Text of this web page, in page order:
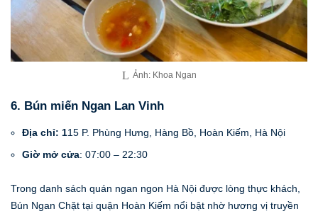
Ảnh: Khoa Ngan
6. Bún miến Ngan Lan Vinh
Địa chỉ: 115 P. Phùng Hưng, Hàng Bồ, Hoàn Kiếm, Hà Nội
Giờ mở cửa: 07:00 – 22:30
Trong danh sách quán ngan ngon Hà Nội được lòng thực khách,
Bún Ngan Chặt tại quận Hoàn Kiếm nổi bật nhờ hương vị truyền